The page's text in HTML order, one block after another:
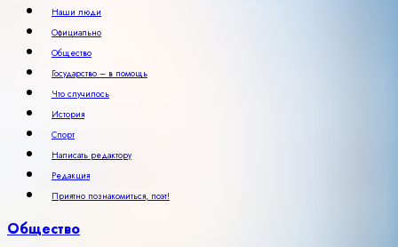
Наши люди
Официально
Общество
Государство – в помощь
Что случилось
История
Спорт
Написать редактору
Редакция
Приятно познакомиться, поэт!
Общество